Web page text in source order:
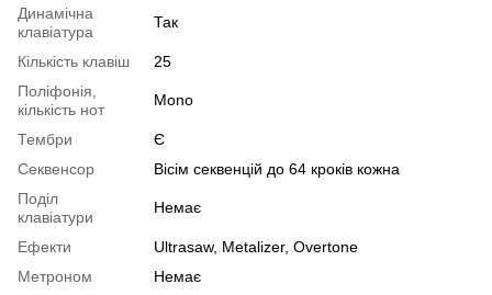
Динамічна
клавіатура
Так
Кількість клавіш
25
Поліфонія,
кількість нот
Mono
Тембри
Є
Секвенсор
Вісім секвенцій до 64 кроків кожна
Поділ
клавіатури
Немає
Ефекти
Ultrasaw, Metalizer, Overtone
Метроном
Немає